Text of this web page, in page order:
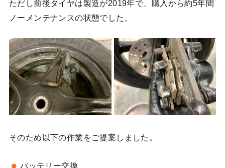
ただし前後タイヤは製造が2019年で、購入から約5年間
ノーメンテナンスの状態でした。
そのため以下の作業をご提案しました。
バッテリー交換